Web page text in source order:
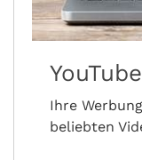
YouTube
Ihre
beliebten